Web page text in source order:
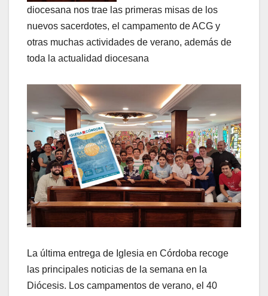
diocesana nos trae las primeras misas de los
nuevos sacerdotes, el campamento de ACG y
otras muchas actividades de verano, además de
toda la actualidad diocesana
La última entrega de Iglesia en Córdoba recoge
las principales noticias de la semana en la
Diócesis. Los campamentos de verano, el 40